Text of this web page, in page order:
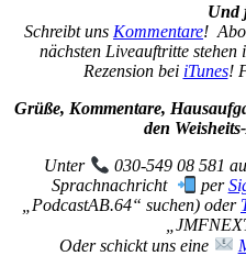
Und
Schreibt uns Kommentare!
nächsten Liveauftritte stehen
Rezension bei iTunes!
Grüße, Kommentare,
den
Unter
030-549 08 581
Sprachnachricht
per
„PodcastAB.64“ suchen) oder
Oder schickt uns eine